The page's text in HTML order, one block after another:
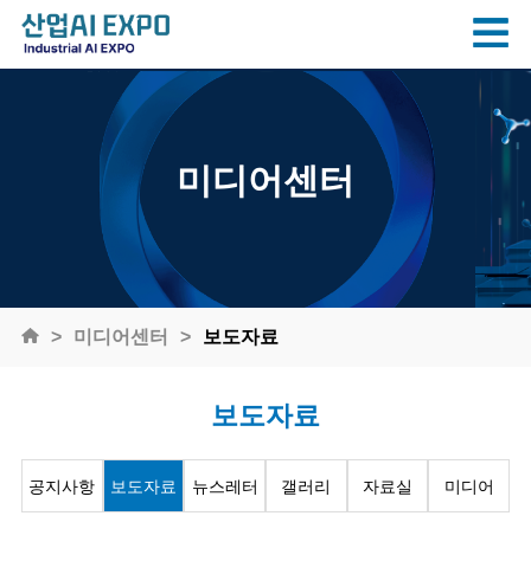
미디어센터
미디어센터 보도자료
보도자료
공지사항 보도자료 뉴스레터 갤러리 자료실 미디어